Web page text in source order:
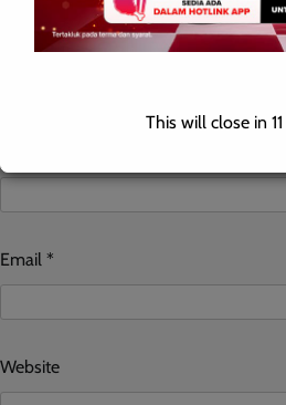
Email *
Website
This will close in 10